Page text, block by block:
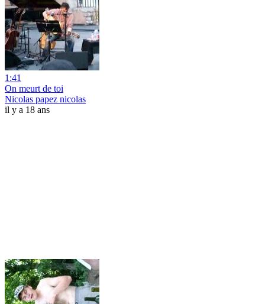
1:41
On meurt de toi
Nicolas papez nicolas
il y a 18 ans